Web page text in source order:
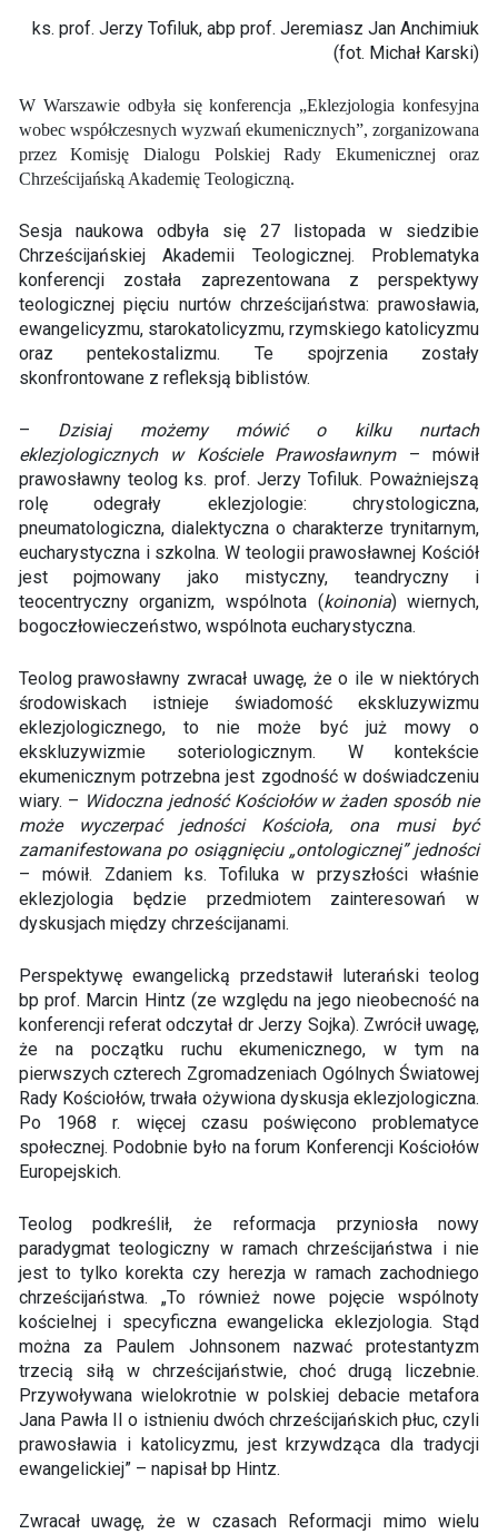
ks. prof. Jerzy Tofiluk, abp prof. Jeremiasz Jan Anchimiuk
(fot. Michał Karski)
W Warszawie odbyła się konferencja „Eklezjologia konfesyjna
wobec współczesnych wyzwań ekumenicznych”, zorganizowana
przez Komisję Dialogu Polskiej Rady Ekumenicznej oraz
Chrześcijańską Akademię Teologiczną.
Sesja naukowa odbyła się 27 listopada w siedzibie
Chrześcijańskiej Akademii Teologicznej. Problematyka
konferencji została zaprezentowana z perspektywy
teologicznej pięciu nurtów chrześcijaństwa: prawosławia,
ewangelicyzmu, starokatolicyzmu, rzymskiego katolicyzmu
oraz pentekostalizmu. Te spojrzenia zostały
skonfrontowane z refleksją biblistów.
– Dzisiaj możemy mówić o kilku nurtach
eklezjologicznych w Kościele Prawosławnym– mówił
prawosławny teolog ks. prof. Jerzy Tofiluk. Poważniejszą
rolę odegrały eklezjologie: chrystologiczna,
pneumatologiczna, dialektyczna o charakterze trynitarnym,
eucharystyczna i szkolna. W teologii prawosławnej Kościół
jest pojmowany jako mistyczny, teandryczny i
teocentryczny organizm, wspólnota (koinonia) wiernych,
bogoczłowieczeństwo, wspólnota eucharystyczna.
Teolog prawosławny zwracał uwagę, że o ile w niektórych
środowiskach istnieje świadomość ekskluzywizmu
eklezjologicznego, to nie może być już mowy o
ekskluzywizmie soteriologicznym. W kontekście
ekumenicznym potrzebna jest zgodność w doświadczeniu
wiary. – Widoczna jedność Kościołów w żaden sposób nie
może wyczerpać jedności Kościoła, ona musi być
zamanifestowana po osiągnięciu „ontologicznej” jedności
– mówił. Zdaniem ks. Tofiluka w przyszłości właśnie
eklezjologia będzie przedmiotem zainteresowań w
dyskusjach między chrześcijanami.
Perspektywę ewangelicką przedstawił luterański teolog
bp prof. Marcin Hintz (ze względu na jego nieobecność na
konferencji referat odczytał dr Jerzy Sojka). Zwrócił uwagę,
że na początku ruchu ekumenicznego, w tym na
pierwszych czterech Zgromadzeniach Ogólnych Światowej
Rady Kościołów, trwała ożywiona dyskusja eklezjologiczna.
Po 1968 r. więcej czasu poświęcono problematyce
społecznej. Podobnie było na forum Konferencji Kościołów
Europejskich.
Teolog podkreślił, że reformacja przyniosła nowy
paradygmat teologiczny w ramach chrześcijaństwa i nie
jest to tylko korekta czy herezja w ramach zachodniego
chrześcijaństwa. „To również nowe pojęcie wspólnoty
kościelnej i specyficzna ewangelicka eklezjologia. Stąd
można za Paulem Johnsonem nazwać protestantyzm
trzecią siłą w chrześcijaństwie, choć drugą liczebnie.
Przywoływana wielokrotnie w polskiej debacie metafora
Jana Pawła II o istnieniu dwóch chrześcijańskich płuc, czyli
prawosławia i katolicyzmu, jest krzywdząca dla tradycji
ewangelickiej” – napisał bp Hintz.
Zwracał uwagę, że w czasach Reformacji mimo wielu